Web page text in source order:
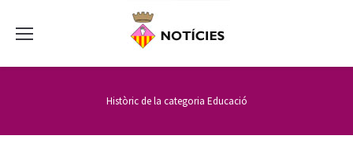
Històric de la categoria Educació